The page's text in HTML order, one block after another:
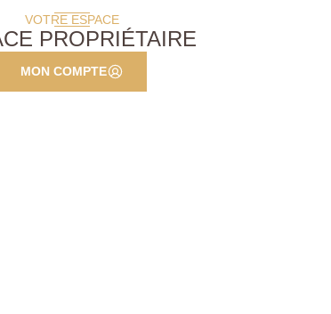
VOTRE ESPACE
PROPRIÉTAIRE
MON COMPTE